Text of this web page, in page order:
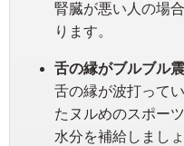
腎臓が悪い人の場
ります。
舌の縁がブルブル
舌の縁が波打って
たヌルめのスポー
水分を補給しましょ